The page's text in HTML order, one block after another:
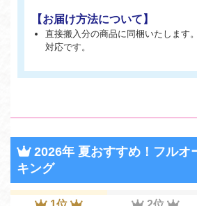
【お届け方法について】
直接搬入分の商品に同梱いたします
対応です。
2026年 夏おすすめ！フルオ
キング